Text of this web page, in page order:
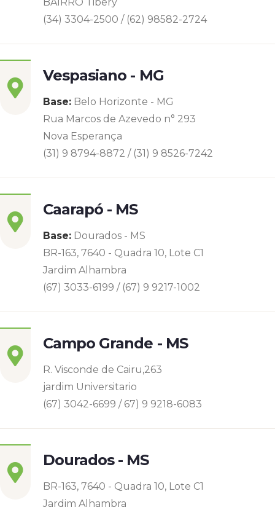
(34) 3304-2500 / (62) 98582-2724
Vespasiano - MG
Base: Belo Horizonte - MG
Rua Marcos de Azevedo n° 293
Nova Esperança
(31) 9 8794-8872 / (31) 9 8526-7242
Caarapó - MS
Base: Dourados - MS
BR-163, 7640 - Quadra 10, Lote C1
Jardim Alhambra
(67) 3033-6199 / (67) 9 9217-1002
Campo Grande - MS
R. Visconde de Cairu,263
jardim Universitario
(67) 3042-6699 / 67) 9 9218-6083
Dourados - MS
BR-163, 7640 - Quadra 10, Lote C1
Jardim Alhambra